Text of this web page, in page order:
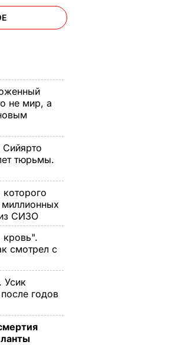
не мир, а
тюрьмы.
СИЗО
кровь".
смотрел с
Усик
годов